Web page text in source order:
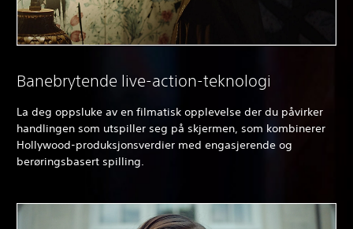
Banebrytende live-action-teknologi
La deg oppsluke av en filmatisk opplevelse der du påvirker
handlingen som utspiller seg på skjermen, som kombinerer
Hollywood-produksjonsverdier med engasjerende og
berøringsbasert spilling.